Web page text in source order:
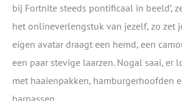
bij Fortnite steeds pontificaal in beeld’,
het onlineverlengstuk van jezelf, zo zet
eigen avatar draagt een hemd, een
een paar stevige laarzen. Nogal saai, er
met haaienpakken, hamburgerhoofden